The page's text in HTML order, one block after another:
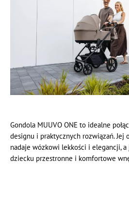
Gondola MUUVO ONE to idealne
designu i praktycznych rozwiązań. Jej
nadaje wózkowi lekkości i elegancji,
dziecku przestronne i komfortowe